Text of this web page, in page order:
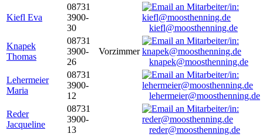
Kiefl Eva
08731
3900-
30
kiefl@moosthenning.de
Knapek
Thomas
08731
3900-
26
Vorzimmer
knapek@moosthenning.de
Lehermeier
Maria
08731
3900-
12
lehermeier@moosthenning.de
Reder
Jacqueline
08731
3900-
13
reder@moosthenning.de